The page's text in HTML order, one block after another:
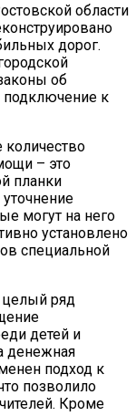
области
дорог.
об
подключение к
– это
планки
могут на него
установлено
специальной
целый ряд
детей и
денежная
подход к
позволило
Кроме